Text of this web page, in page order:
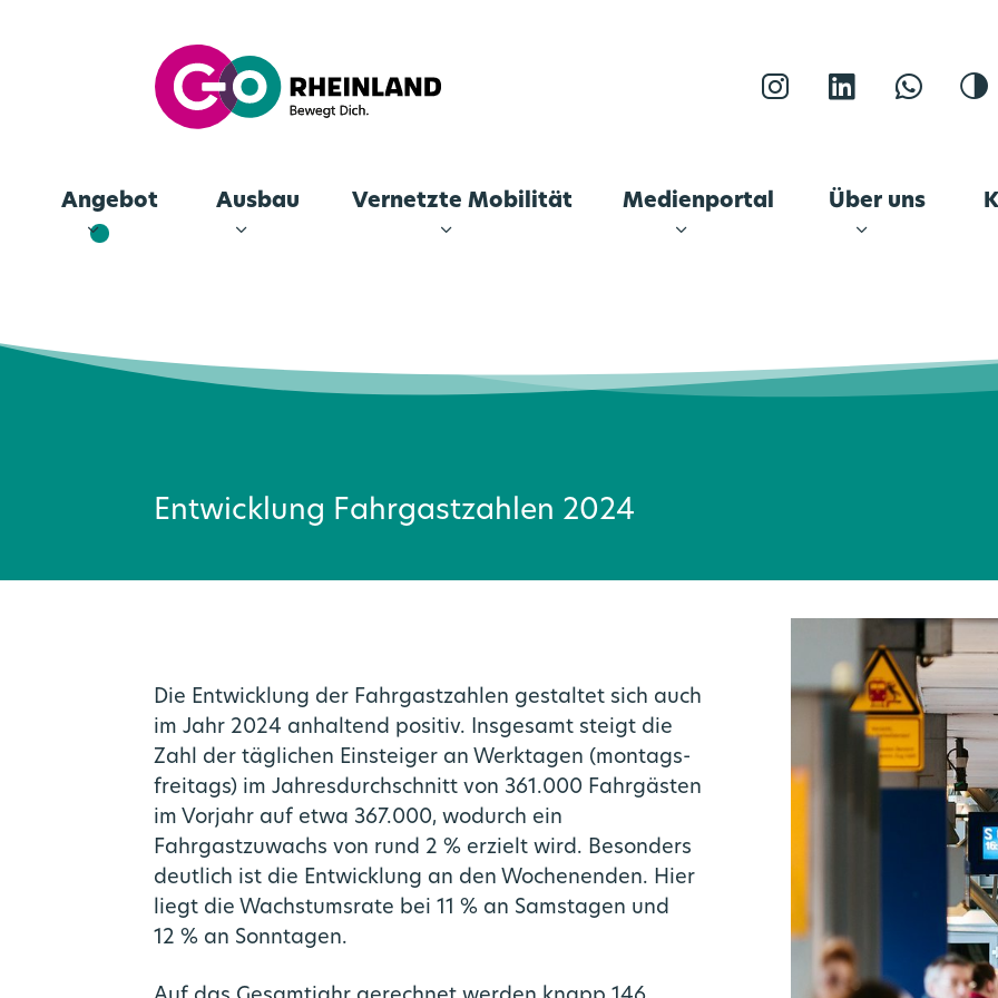
Angebot Ausbau Vernetzte Mobilität Medienportal Über uns
Entwicklung Fahrgastzahlen 2024
Die Entwicklung der Fahrgastzahlen gestaltet sich auch
im Jahr 2024 anhaltend positiv. Insgesamt steigt die
Zahl der täglichen Einsteiger an Werktagen (montags-
freitags) im Jahresdurchschnitt von 361.000 Fahrgästen
im Vorjahr auf etwa 367.000, wodurch ein
Fahrgastzuwachs von rund 2 % erzielt wird. Besonders
deutlich ist die Entwicklung an den Wochenenden. Hier
liegt die Wachstumsrate bei 11 % an Samstagen und
12 % an Sonntagen.
Angebot
Liniennetz
Bahnknoten Köln
Vernetzte Mobilität
Mobilstationen
Medienportal
Aktuelles
Über uns
go.Rheinland GmbH
Stellenportal